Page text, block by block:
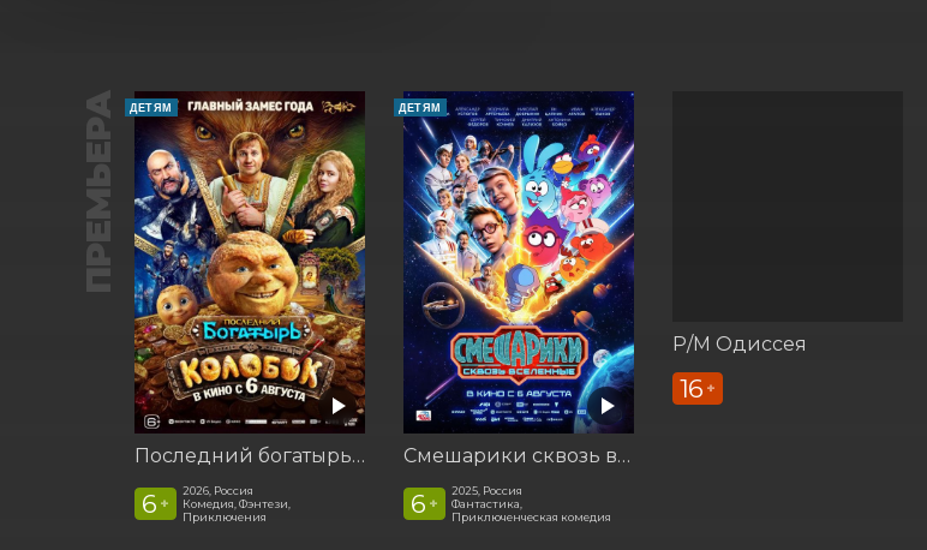
ПРЕМЬЕРА ДЕТЯМ
Последний богатырь. Колобок
6 +
2026, Россия
Комедия, Фэнтези,
Приключения
ДЕТЯМ
Смешарики сквозь вселенные
6 +
2025, Россия
Фантастика,
Приключенческая комедия
Р/М Одиссея
16 +